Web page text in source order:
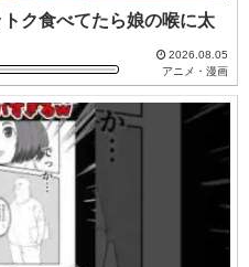
トク食べてたら娘の喉に太
2026.08.05
アニメ・漫画